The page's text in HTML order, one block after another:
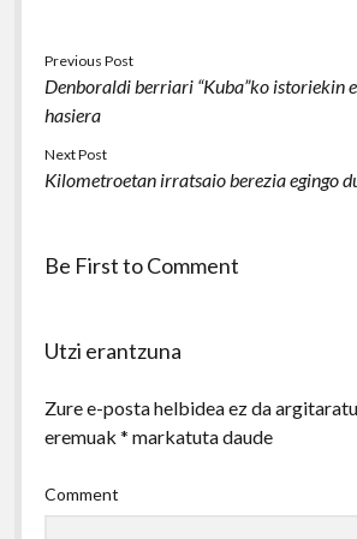
Previous Post
Denboraldi berriari “Kuba”ko istoriekin
hasiera
Next Post
Kilometroetan irratsaio berezia egingo
Be First to Comment
Utzi erantzuna
Zure e-posta helbidea ez da
eremuak * markatuta daude
Comment